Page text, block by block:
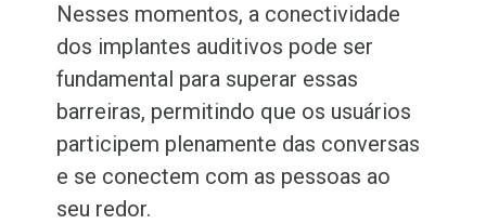
Nesses momentos, a conectividade
dos implantes auditivos pode ser
fundamental para superar essas
barreiras, permitindo que os usuários
participem plenamente das conversas
e se conectem com as pessoas ao
seu redor.